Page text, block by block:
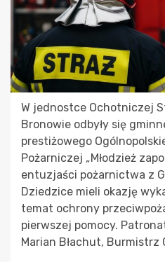
W jednostce Ochotniczej
Bronowie odbyły się
prestiżowego
Pożarniczej „Młodzież
entuzjaści pożarnictwa z
Dziedzice mieli okazję
temat ochrony
pierwszej pomocy.
Marian Błachut,